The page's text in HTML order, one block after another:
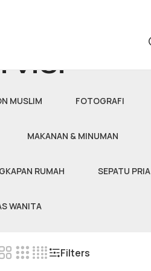
vici
MUSLIM FOTOGRAFI
MAKANAN & MINUMAN
RUMAH SEPATU PRIA
WANITA
Filters